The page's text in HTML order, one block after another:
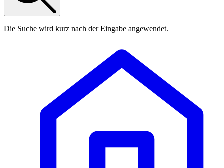
Die Suche wird kurz nach der Eingabe angewendet.